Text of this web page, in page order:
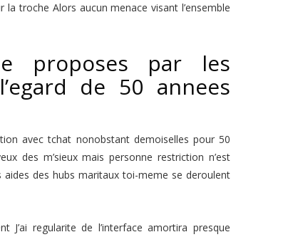
troche Alors aucun menace visant l’ensemble
proposes par les
de 50 annees
avec tchat nonobstant demoiselles pour 50
des m’sieux mais personne restriction n’est
aides des hubs maritaux toi-meme se deroulent
regularite de l’interface amortira presque